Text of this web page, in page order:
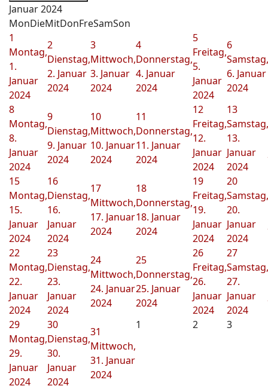
Januar 2024
MonDieMitDonFreSamSon
1
Montag,
1.
Januar
2024
2
Dienstag,
2. Januar
2024
3
Mittwoch,
3. Januar
2024
4
Donnerstag,
4. Januar
2024
5
Freitag,
5.
Januar
2024
6
Samstag,
6. Januar
2024
8
Montag,
8.
Januar
2024
9
Dienstag,
9. Januar
2024
10
Mittwoch,
10. Januar
2024
11
Donnerstag,
11. Januar
2024
12
Freitag,
12.
Januar
2024
13
Samstag,
13.
Januar
2024
15
Montag,
15.
Januar
2024
16
Dienstag,
16.
Januar
2024
17
Mittwoch,
17. Januar
2024
18
Donnerstag,
18. Januar
2024
19
Freitag,
19.
Januar
2024
20
Samstag,
20.
Januar
2024
22
Montag,
22.
Januar
2024
23
Dienstag,
23.
Januar
2024
24
Mittwoch,
24. Januar
2024
25
Donnerstag,
25. Januar
2024
26
Freitag,
26.
Januar
2024
27
Samstag,
27.
Januar
2024
29
Montag,
29.
Januar
2024
30
Dienstag,
30.
Januar
2024
31
Mittwoch,
31. Januar
2024
1 2 3